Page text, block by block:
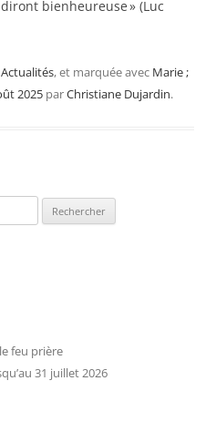
diront bienheureuse » (Luc
Actualités, et marquée avec Marie ;
2025 parChristiane Dujardin.
feu prière
31 juillet 2026